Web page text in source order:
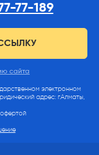
77-189
сайта
электронном
адрес: г.Алматы,